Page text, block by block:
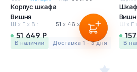
Корпус шкафа
Вишня
Ш х Г х В : 51 х46 х266.2 см
51 649 Р
в наличии Доставка 1 - 3 дня
Ш х Г
в
Тумбы офисные
Офисные шкафы